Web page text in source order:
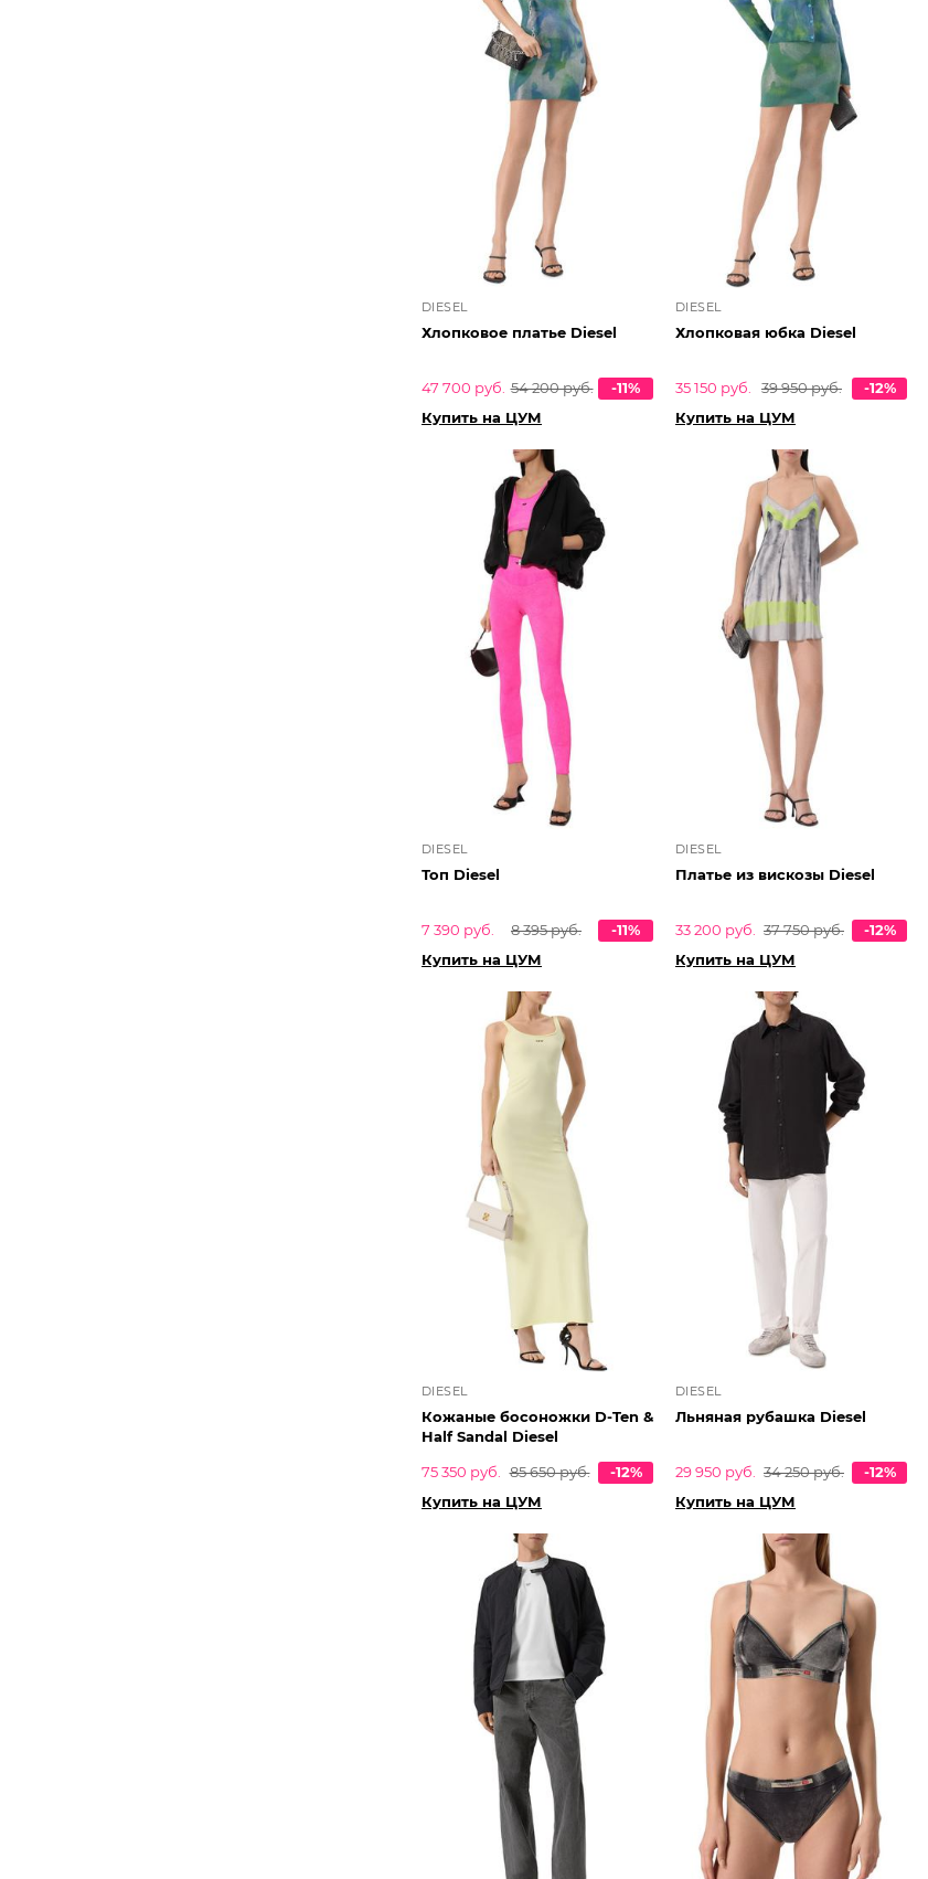
DIESEL
Хлопковое платье Diesel
47 700 руб. 54 200 руб.
-11%
Купить на ЦУМ
DIESEL
Хлопковая юбка Diesel
35 150 руб. 39 950 руб.
-12%
Купить на ЦУМ
DIESEL
Топ Diesel
7 390 руб. 8 395 руб.
-11%
Купить на ЦУМ
DIESEL
Платье из вискозы Diesel
33 200 руб. 37 750 руб.
-12%
Купить на ЦУМ
DIESEL
Кожаные босоножки D-Ten &
Half Sandal Diesel
75 350 руб.
85 650 руб.
-12%
Купить на ЦУМ
DIESEL
Льняная рубашка Diesel
29 950 руб. 34 250 руб.
-12%
Купить на ЦУМ